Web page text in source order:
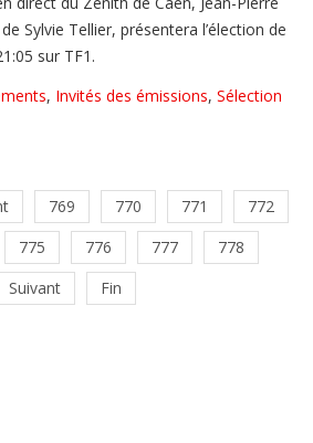
Sylvie Tellier, présentera l’élection de
sur TF1.
, Invités des émissions, Sélection
769 770 771
772
775 776 777
778
Suivant
Fin